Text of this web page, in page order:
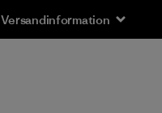
Versandinformation